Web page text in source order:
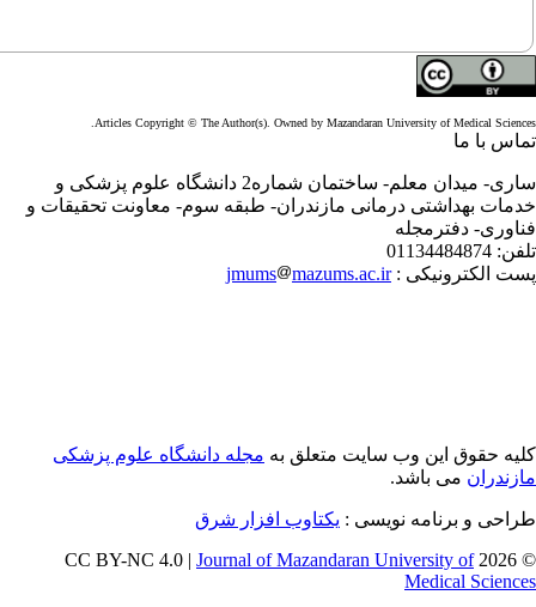
Articles Copyright © The Author(s). Owned by Mazandaran University of Medical
با ما
ساری- میدان معلم- ساختمان شماره2 دانشگاه علوم پزشکی و
بهداشتی درمانی مازندران- طبقه سوم- معاونت تحقیقات و
دفترمجله
01134484874
الکترونیکی :
jmums mazums.ac.ir
حقوق این وب سایت متعلق بهمجله دانشگاه علوم پزشکی
می باشد.
و برنامه نویسی :یکتاوب افزار شرق
©
Journal of Mazandaran University of
Medical